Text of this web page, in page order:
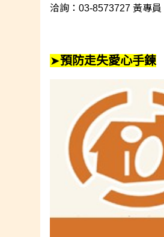
洽詢：03-8573727 黃專員
➤預防走失愛心手鍊